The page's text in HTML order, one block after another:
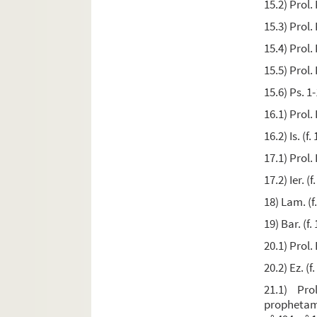
Ms. 95. Missel avec parties notées, précédé
Ms. 96. Missel à l'usage des dominicains
Ms. 98. Missel à l'usage des dominicains
Ms. 101. Partie du Missel, contenant les
Ms. 102. [Titre absent ou non renseigné]
Ms. 103. Missel à l'usage des dominicains de
Ms. 104. Missel à l'usage des dominicains de
Ms. 105. Missel à l'usage des dominicains de
Ms. 108. Épistolaire à l'usage de l'église
15.2) Prol.
15.3) Prol.
15.4) Prol.
15.5) Prol.
15.6) Ps.
16.1) Prol.
16.2) Is. (f.
17.1) Prol.
17.2) Ier.
18) Lam.
19) Bar. (f.
20.1) Prol.
20.2) Ez.
21.1)